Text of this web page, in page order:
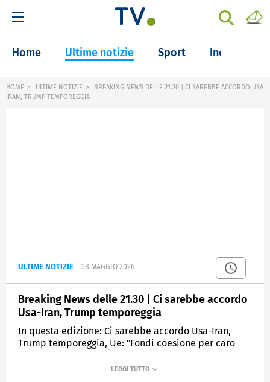
Home Ultime notizie Sport Inchieste
HOME ULTIME NOTIZIE
BREAKING NEWS DELLE 21.30 | CI SAREBBE ACCORDO USA
IRAN, TRUMP TEMPOREGGIA
ULTIME NOTIZIE 28 MAGGIO 2026
Breaking News delle 21.30 | Ci sarebbe accordo
Usa-Iran, Trump temporeggia
In questa edizione: Ci sarebbe accordo Usa-Iran,
Trump temporeggia, Ue: "Fondi coesione per caro